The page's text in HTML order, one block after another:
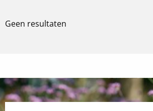
Geen resultaten